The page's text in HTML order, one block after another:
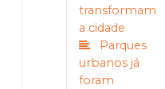
transformam
a cidade
Parques
urbanos já
foram